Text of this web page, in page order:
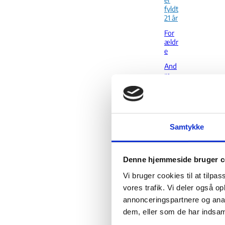
Samtykke
Denne hjemmeside bruger
Vi bruger cookies til at
vores trafik. Vi deler også
annonceringspartnere og
dem, eller som de har
fyldt
21 år
For
ældr
e
And
re
mm
ældr
min
dreå
rige
unio
nsb
rbør